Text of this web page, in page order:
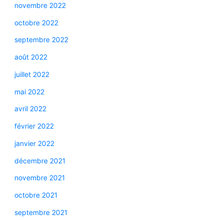
novembre 2022
octobre 2022
septembre 2022
août 2022
juillet 2022
mai 2022
avril 2022
février 2022
janvier 2022
décembre 2021
novembre 2021
octobre 2021
septembre 2021